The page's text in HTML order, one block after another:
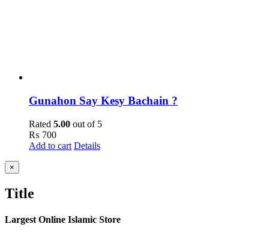
Gunahon Say Kesy Bachain ?
Rated 5.00 out of 5
₨ 700
Add to cart Details
Close
product
view
×
Title
Largest Online Islamic Store